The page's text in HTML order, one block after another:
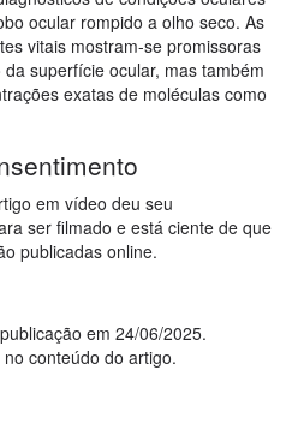
ocular rompido a olho seco. As
vitais mostram-se promissoras
superfície ocular, mas também
exatas de moléculas como
em vídeo deu seu
ser filmado e está ciente de que
publicadas online.
em 24/06/2025.
conteúdo do artigo.